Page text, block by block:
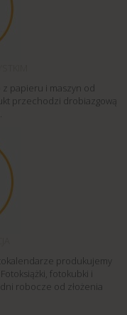
papieru i maszyn od
przechodzi drobiazgową
produkujemy
fotokubki i
robocze od złożenia